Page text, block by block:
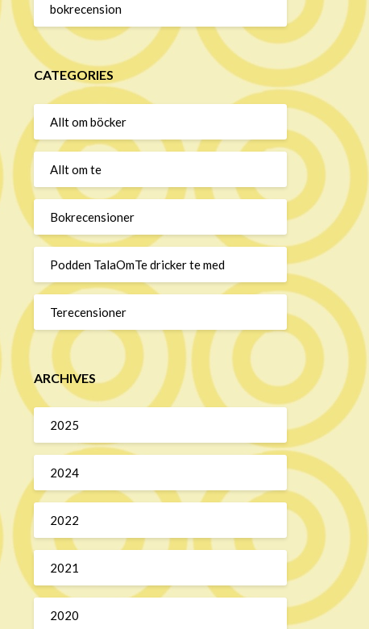
bokrecension
CATEGORIES
Allt om böcker
Allt om te
Bokrecensioner
Podden TalaOmTe dricker te med
Terecensioner
ARCHIVES
2025
2024
2022
2021
2020